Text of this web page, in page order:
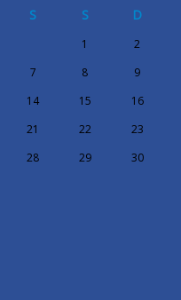
S S D
1
2
7 8
9
14 15
16
21 22
23
28 29
30